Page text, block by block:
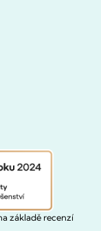
základě recenzí